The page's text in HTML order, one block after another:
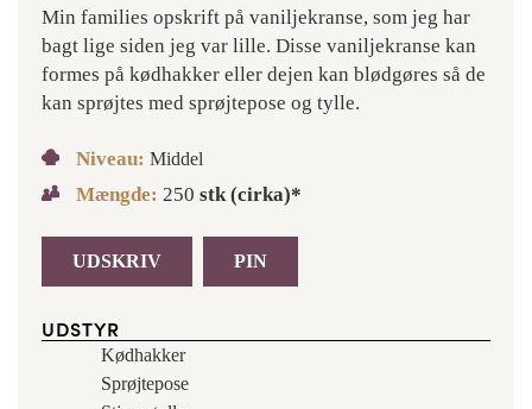
Min families opskrift på vaniljekranse, som jeg har
bagt lige siden jeg var lille. Disse vaniljekranse kan
formes på kødhakker eller dejen kan blødgøres så de
kan sprøjtes med sprøjtepose og tylle.
Niveau: Middel
Mængde: 250 stk (cirka)*
UDSKRIV PIN
UDSTYR
Kødhakker
Sprøjtepose